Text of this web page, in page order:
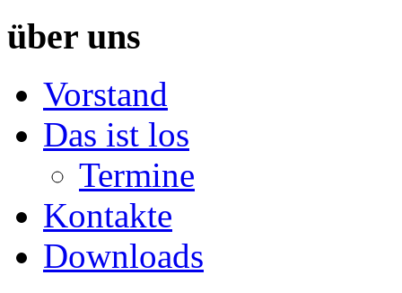
über uns
Vorstand
Das ist los
Termine
Kontakte
Downloads